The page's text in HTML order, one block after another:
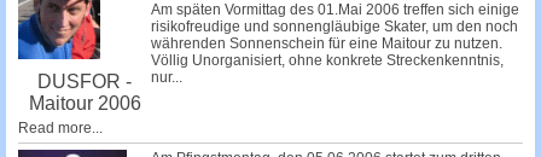
DUSFOR -
Maitour 2006
Am späten Vormittag des 01.Mai 2006 treffen sich einige
risikofreudige und sonnengläubige Skater, um den noch
währenden Sonnenschein für eine Maitour zu nutzen.
Völlig Unorganisiert, ohne konkrete Streckenkenntnis,
nur...
Read more...